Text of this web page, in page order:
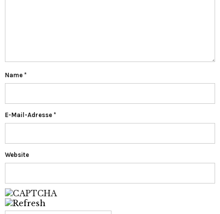
Name *
E-Mail-Adresse *
Website